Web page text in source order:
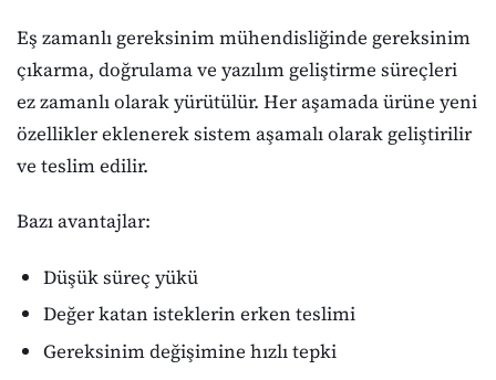
Eş zamanlı gereksinim mühendisliğinde gereksinim
çıkarma, doğrulama ve yazılım geliştirme süreçleri
ez zamanlı olarak yürütülür. Her aşamada ürüne yeni
özellikler eklenerek sistem aşamalı olarak geliştirilir
ve teslim edilir.
Bazı avantajlar:
Düşük süreç yükü
Değer katan isteklerin erken teslimi
Gereksinim değişimine hızlı tepki